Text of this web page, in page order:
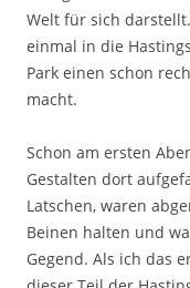
Welt für sich
einmal in die
Park einen schon
macht.
Schon am ersten
Gestalten dort
Latschen, waren
Beinen halten und
Gegend. Als ich das